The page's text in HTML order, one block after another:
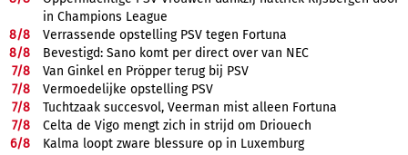
in Champions League
8/8
Verrassende opstelling PSV tegen Fortuna
8/8
Bevestigd: Sano komt per direct over van NEC
7/8
Van Ginkel en Pröpper terug bij PSV
7/8
Vermoedelijke opstelling PSV
7/8
Tuchtzaak succesvol, Veerman mist alleen Fortuna
7/8
Celta de Vigo mengt zich in strijd om Driouech
6/8
Kalma loopt zware blessure op in Luxemburg